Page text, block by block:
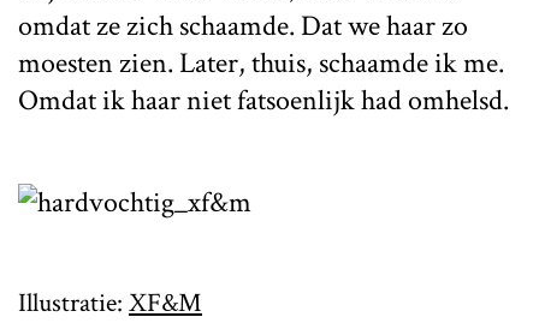
omdat ze zich schaamde. Dat we haar zo
moesten zien. Later, thuis, schaamde ik me.
Omdat ik haar niet fatsoenlijk had omhelsd.
Illustratie: XF&M